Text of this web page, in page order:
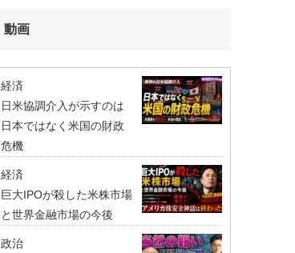
動画
経済
日米協調介入が示すのは
日本ではなく米国の財政
危機
経済
巨大IPOが殺した米株市場
と世界金融市場の今後
政治